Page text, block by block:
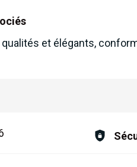
et élégants,